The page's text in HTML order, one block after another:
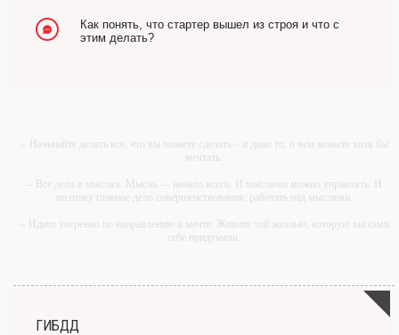
Как понять, что стартер вышел из строя и что с
этим делать?
-- Начинайте делать все, что вы можете сделать – и даже то, о чем можете хотя бы
мечтать.
-- Все дело в мыслях. Мысль — начало всего. И мыслями можно управлять. И
поэтому главное дело совершенствования: работать над мыслями.
-- Идите уверенно по направлению к мечте. Живите той жизнью, которую вы сами
себе придумали.
-- Лучшее, что можно сделать с хорошим советом, это пропустить его мимо ушей.
Он никогда не бывает полезен никому, кроме того, кто его дал.
ГИБДД